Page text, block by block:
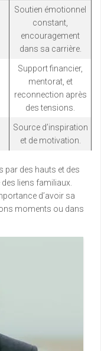
Soutien émotionnel
constant,
encouragement
dans sa carrière.
Support financier,
mentorat, et
reconnection après
des tensions.
Source d’inspiration
et de motivation.
par des hauts et des
liens familiaux.
d’avoir sa
moments ou dans